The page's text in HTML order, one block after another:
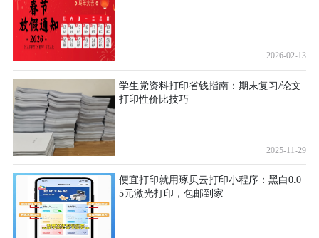
2026-02-13
学生党资料打印省钱指南：期末复习/论文
打印性价比技巧
2025-11-29
便宜打印就用琢贝云打印小程序：黑白0.0
5元激光打印，包邮到家